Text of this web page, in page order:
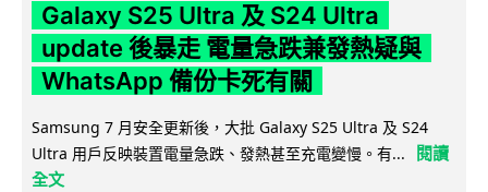
Galaxy S25 Ultra 及 S24 Ultra
update 後暴走 電量急跌兼發熱疑與
WhatsApp 備份卡死有關
Samsung 7 月安全更新後，大批 Galaxy S25 Ultra 及 S24
Ultra 用戶反映裝置電量急跌、發熱甚至充電變慢。有...
閱讀
全文